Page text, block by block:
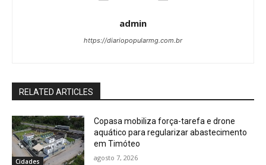
admin
https://diariopopularmg.com.br
RELATED ARTICLES
Cidades
Copasa mobiliza força-tarefa e drone
aquático para regularizar abastecimento
em Timóteo
agosto 7, 2026